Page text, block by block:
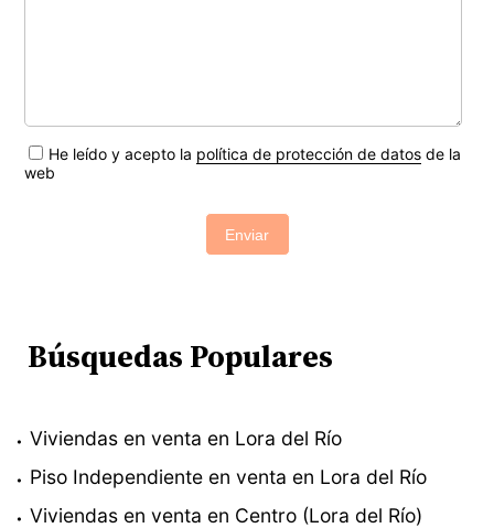
He leído y acepto la política de protección de datosde la
web
Enviar
Búsquedas Populares
Viviendas en venta en Lora del Río
Piso Independiente en venta en Lora del Río
Viviendas en venta en Centro (Lora del Río)